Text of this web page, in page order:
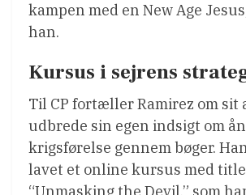
kampen med en New Age
han.
Kursus i sejrens
Til CP fortæller Ramirez om sit
udbrede sin egen indsigt om
krigsførelse gennem bøger.
lavet et online kursus med